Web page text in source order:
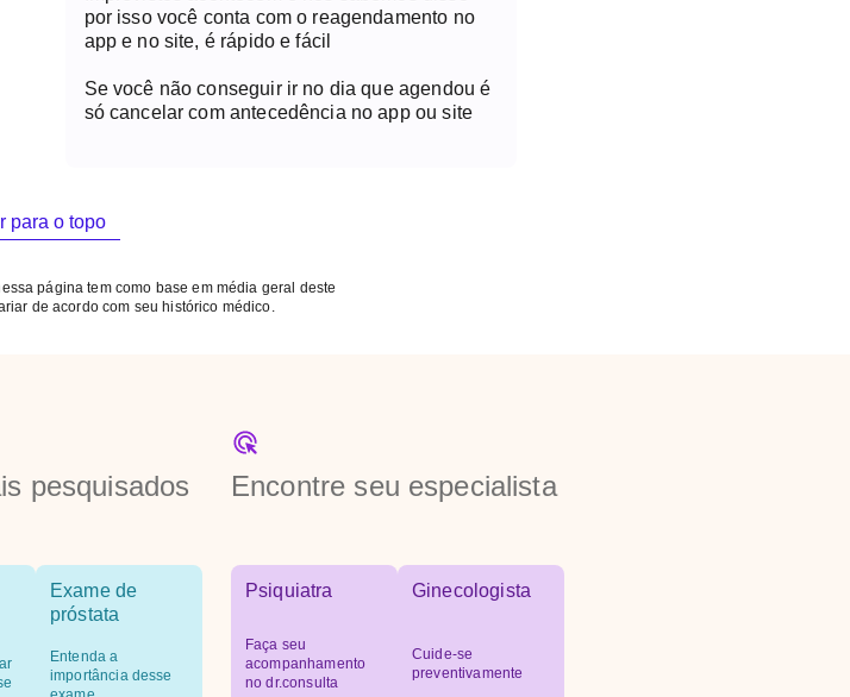
por isso você conta com o reagendamento no
app e no site, é rápido e fácil
Se você não conseguir ir no dia que agendou é
só cancelar com antecedência no app ou site
Ir para o topo
página tem como base em média geral deste
de acordo com seu histórico médico.
pesquisados
Exame de
próstata
Entenda a
importância desse
Encontre seu especialista
Psiquiatra
Faça seu
acompanhamento
no dr.consulta
Ginecologista
Cuide-se
preventivamente